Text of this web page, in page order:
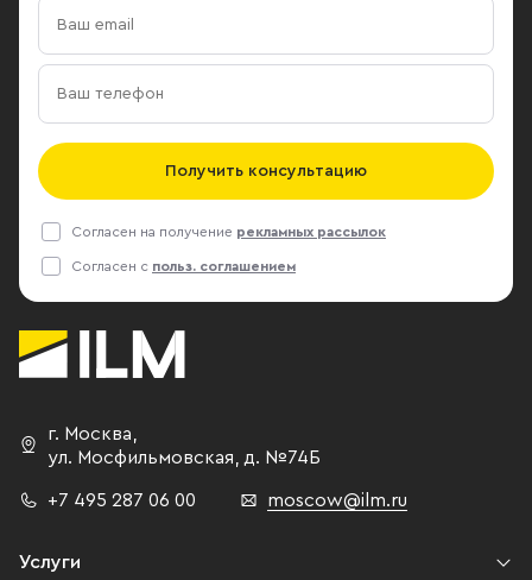
Получить консультацию
Согласен на получение рекламных рассылок
Согласен с польз. соглашением
г. Москва,
ул. Мосфильмовская, д. №74Б
+7 495 287 06 00 moscow@ilm.ru
Услуги